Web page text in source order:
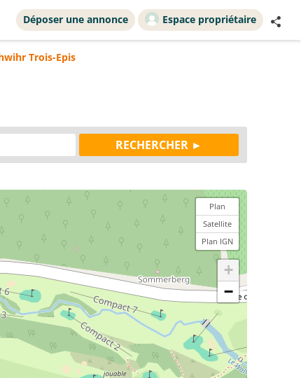
Déposer une annonce Espace propriétaire
Trois-Epis
Plan
Satellite
Plan IGN
+
−